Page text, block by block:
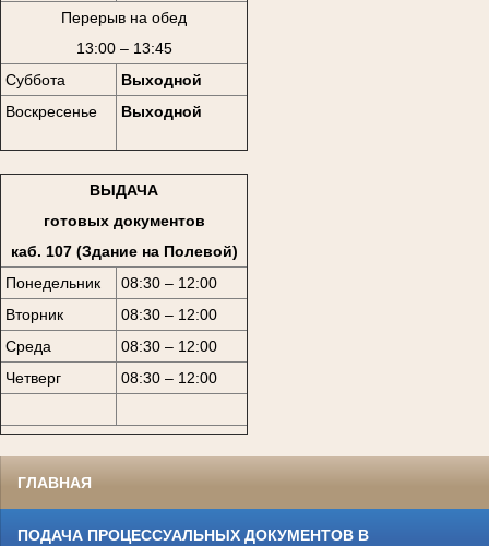
Перерыв на обед
13:00 – 13:45
Суббота
Выходной
Воскресенье
Выходной
ВЫДАЧА
готовых документов
каб. 107 (Здание на Полевой)
Понедельник
08:30 – 12:00
Вторник
08:30 – 12:00
Среда
08:30 – 12:00
Четверг
08:30 – 12:00
ГЛАВНАЯ
ПОДАЧА ПРОЦЕССУАЛЬНЫХ ДОКУМЕНТОВ В